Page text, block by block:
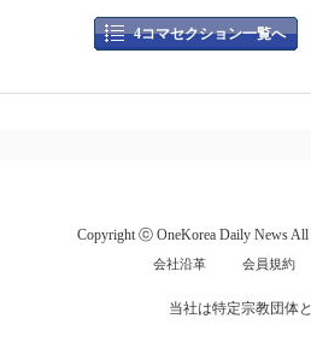
4コマセクション一覧へ
Copyright ⓒ OneKorea Daily News All
会社沿革 会員規約
当社は特定宗教団体